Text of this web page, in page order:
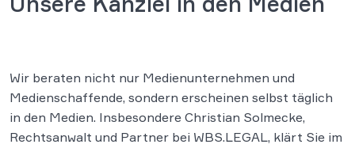
Wir beraten nicht nur Medienunternehmen und
Medienschaffende, sondern erscheinen selbst täglich
in den Medien. Insbesondere Christian Solmecke,
Rechtsanwalt und Partner bei WBS.LEGAL, klärt Sie im